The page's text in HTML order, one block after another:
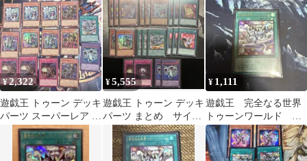
¥ 2,322
遊戯王 トゥーン デッキ
パーツ スーパーレア ウ
ルトラレア まとめ
¥5,555
遊戯王 トゥーン デッキ
パーツ まとめ サイバ
ースセット
¥ 1,111
遊戯王 完全なる世界
トゥーンワールド ウ
ルトラ